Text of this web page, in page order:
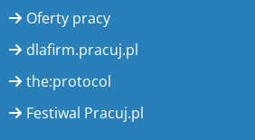
Oferty pracy
dlafirm.pracuj.pl
the:protocol
Festiwal Pracuj.pl